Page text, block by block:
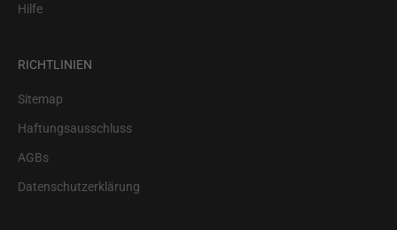
Hilfe
RICHTLINIEN
Sitemap
Haftungsausschluss
AGBs
Datenschutzerklärung